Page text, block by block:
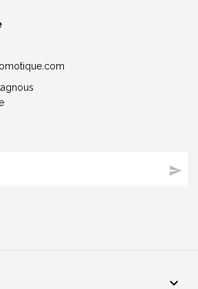

